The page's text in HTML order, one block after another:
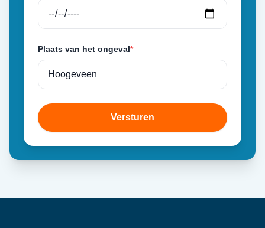
Plaats van het ongeval*
Versturen